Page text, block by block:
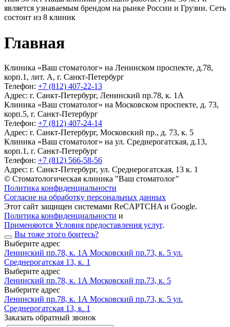
является узнаваемым брендом на рынке России и Грузии. Сеть
состоит из 8 клиник
Главная
Клиника «Ваш стоматолог» на Ленинском проспекте, д.78,
корп.1, лит. А, г. Санкт-Петербург
Телефон: +7 (812) 407-22-13
Адрес: г. Санкт-Петербург, Ленинский пр.78, к. 1А
Клиника «Ваш стоматолог» на Московском проспекте, д. 73,
корп.5, г. Санкт-Петербург
Телефон: +7 (812) 407-24-14
Адрес: г. Санкт-Петербург, Московский пр., д. 73, к. 5
Клиника «Ваш стоматолог» на ул. Среднерогатская, д.13,
корп.1, г. Санкт-Петербург
Телефон: +7 (812) 566-58-56
Адрес: г. Санкт-Петербург, ул. Среднерогатская, 13 к. 1
© Стоматологическая клиника "Ваш стоматолог"
Политика конфиденциальности
Согласие на обработку персональных данных
Этот сайт защищен системами ReCAPTCHA и Google.
Политика конфиденциальности и
Применяются Условия предоставления услуг.
Вы тоже этого боитесь?
Выберите адрес
Ленинский пр.78, к. 1А Московский пр.73, к. 5 ул.
Среднерогатская 13, к. 1
Выберите адрес
Ленинский пр.78, к. 1А Московский пр.73, к. 5
Выберите адрес
Ленинский пр.78, к. 1А Московский пр.73, к. 5 ул.
Среднерогатская 13, к. 1
Заказать обратный звонок